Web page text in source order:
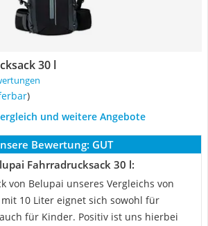
30 l
)
und weitere Angebote
Bewertung: GUT
Fahrradrucksack 30 l:
von Belupai unseres Vergleichs von
10 Liter eignet sich sowohl für
für Kinder. Positiv ist uns hierbei